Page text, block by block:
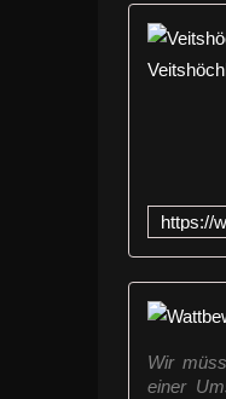
Wir
einer